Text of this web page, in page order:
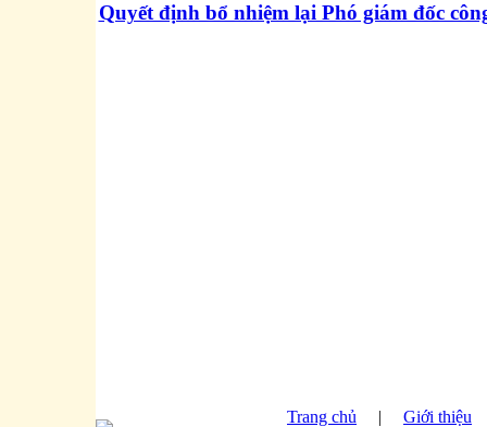
Quyết định bổ nhiệm lại Phó giám đốc
Trang chủ | Giới thiệu